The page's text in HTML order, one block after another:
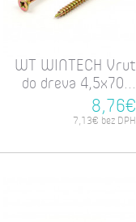
WT WINTECH Vrut
do dreva 4,5x70...
8,76€
7,13€ bez DPH